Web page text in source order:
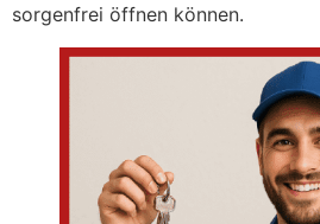
sorgenfrei öffnen können.